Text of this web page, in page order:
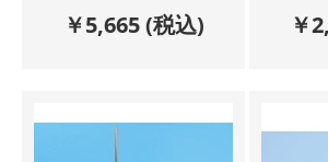
￥5,665(税込) ￥